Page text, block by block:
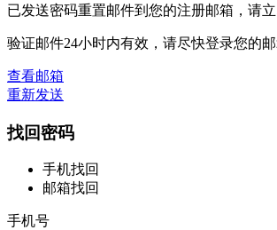
已发送密码重置邮件到您的注册邮箱，请
验证邮件24小时内有效，请尽快登录您的
查看邮箱
重新发送
找回密码
手机找回
邮箱找回
手机号